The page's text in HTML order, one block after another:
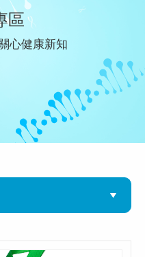
區
心健康新知